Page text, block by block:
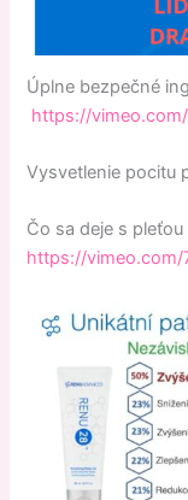
Úplne bezpečné
https://
Vysvetlenie pocitu
Čo sa deje s
https://vimeo.com/